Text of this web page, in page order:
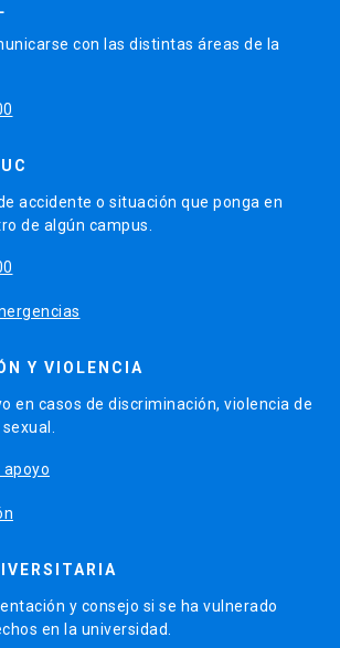
con las distintas áreas de la
accidente o situación que ponga en
de algún campus.
Y VIOLENCIA
en casos de discriminación, violencia de
y consejo si se ha vulnerado
en la universidad.